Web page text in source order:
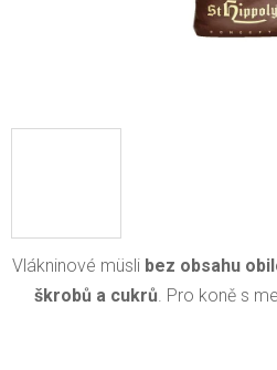
Vlákninové müsli bez obsahu
škrobů a cukrů . Pro koně s